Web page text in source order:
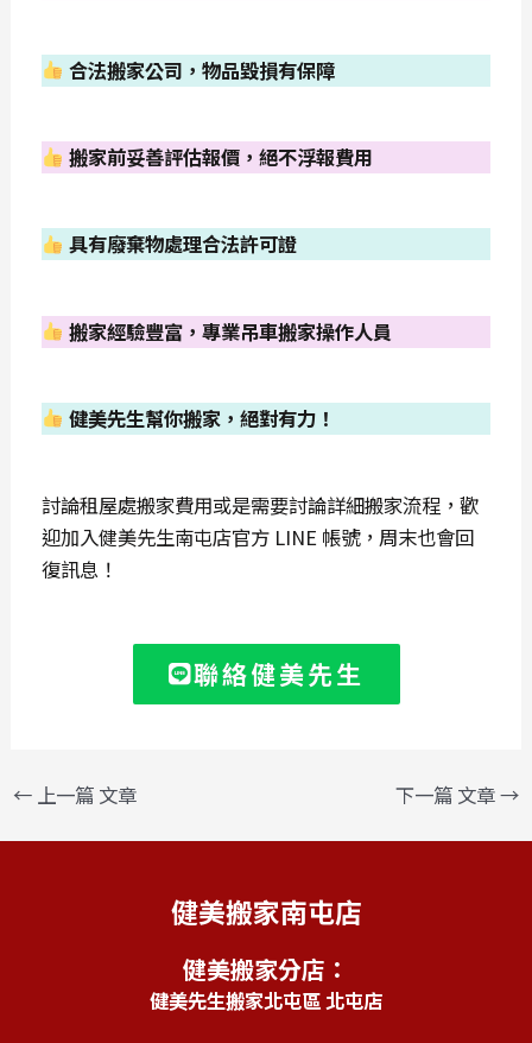
合法搬家公司，物品毀損有保障
搬家前妥善評估報價，絕不浮報費用
具有廢棄物處理合法許可證
搬家經驗豐富，專業吊車搬家操作人員
健美先生幫你搬家，絕對有力！
討論租屋處搬家費用或是需要討論詳細搬家流程，歡
迎加入健美先生南屯店官方 LINE 帳號，周末也會回
復訊息！
聯絡健美先生
←上一篇 文章 下一篇 文章→
健美搬家南屯店
健美搬家分店：
健美先生搬家北屯區 北屯店